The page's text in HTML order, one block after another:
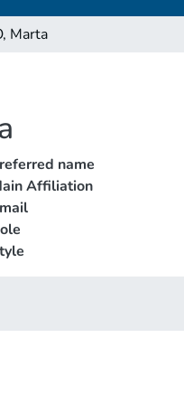
Marta
name
Affiliation